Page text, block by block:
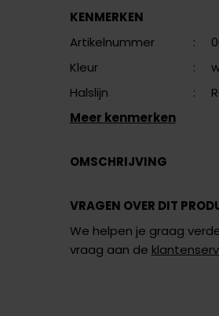
KENMERKEN
Artikelnummer
:
Kleur
:
Halslijn
:
Meer kenmerken
OMSCHRIJVING
VRAGEN OVER DIT
We helpen je graag
vraag aan de